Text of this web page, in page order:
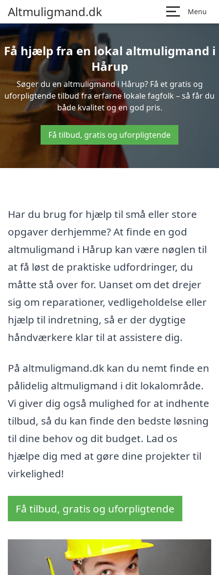
Altmuligmand.dk Menu
Få hjælp fra en lokal altmuligmand i
Hårup
Søger du en altmuligmand i Hårup? Få et gratis og
uforpligtende tilbud fra erfarne lokale fagfolk – så får du
både kvalitet og en god pris.
Få tilbud, gratis og uforpligtende
Har du brug for hjælp til små eller store
opgaver derhjemme? At finde en god
altmuligmand i Hårup kan være nøglen til
at få løst de praktiske udfordringer, du
måtte stå over for. Uanset om det drejer
sig om reparationer, vedligeholdelse eller
hjælp til indretning, så er der dygtige
håndværkere klar til at assistere dig.
På altmuligmand.dk kan du nemt finde en
pålidelig altmuligmand i dit lokalområde.
Vi giver dig også mulighed for at indhente
tilbud, så du kan finde den bedste løsning
til dine behov og dit budget. Lad os
hjælpe dig med at gøre dine projekter til
virkelighed!
Få tilbud, gratis og uforpligtende